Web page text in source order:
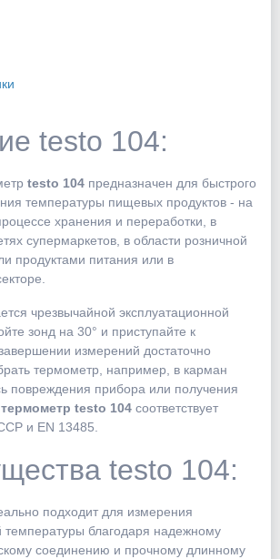
testo 104:
testo 104 предназначен для быстрого
температуры пищевых продуктов - на
хранения и переработки, в
супермаркетов, в области розничной
продуктами питания или в
чрезвычайной эксплуатационной
зонд на 30° и приступайте к
измерений достаточно
термометр, например, в карман
повреждения прибора или получения
термометр testo 104 соответствует
и EN 13485.
testo 104:
подходит для измерения
температуры благодаря надежному
соединению и прочному длинному